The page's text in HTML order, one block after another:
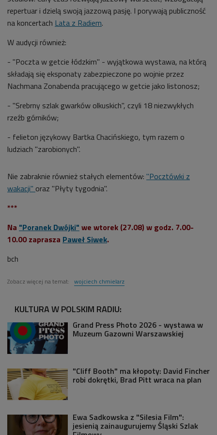
repertuar i dzielą swoją jazzową pasję. I porywają publiczność
na koncertach Lata z Radiem.
W audycji również:
- "Poczta w getcie łódzkim" - wyjątkowa wystawa, na którą
składają się eksponaty zabezpieczone po wojnie przez
Nachmana Zonabenda pracującego w getcie jako listonosz;
- "Srebrny szlak gwarków olkuskich", czyli 18 niezwykłych
rzeźb górników;
- felieton językowy Bartka Chacińskiego, tym razem o
ludziach "zarobionych".
Nie zabraknie również stałych elementów: "Pocztówki z
wakacji" oraz "Płyty tygodnia".
***
Na "Poranek Dwójki" we wtorek (27.08) w godz. 7.00-
10.00 zaprasza Paweł Siwek.
bch
Zobacz więcej na temat: wojciech chmielarz
KULTURA W POLSKIM RADIU:
Grand Press Photo 2026 - wystawa w
Muzeum Gazowni Warszawskiej
"Cliff Booth" ma kłopoty: David Fincher
robi dokrętki, Brad Pitt wraca na plan
Ewa Sadkowska z "Silesia Film":
jesienią zainaugurujemy Śląski Szlak